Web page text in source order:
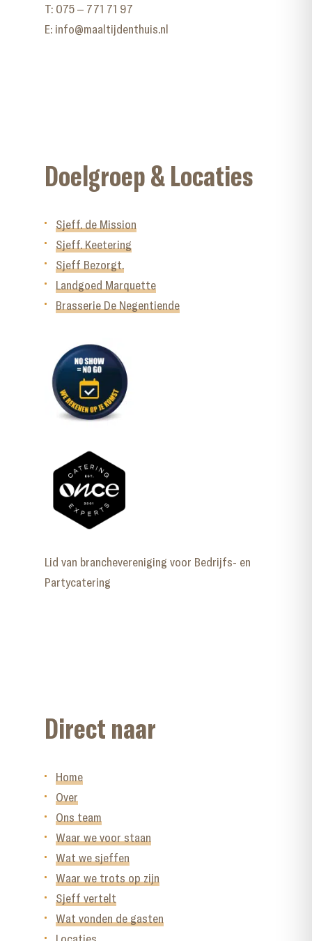
T: 075 – 771 71 97
E: info@maaltijdenthuis.nl
Doelgroep & Locaties
Sjeff. de Mission
Sjeff. Keetering
Sjeff Bezorgt.
Landgoed Marquette
Brasserie De Negentiende
Lid van branchevereniging voor Bedrijfs- en
Partycatering
Direct naar
Home
Over
Ons team
Waar we voor staan
Wat we sjeffen
Waar we trots op zijn
Sjeff vertelt
Wat vonden de gasten